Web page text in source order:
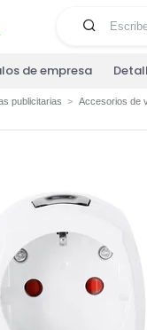
de empresa
publicitarias Accesorios de